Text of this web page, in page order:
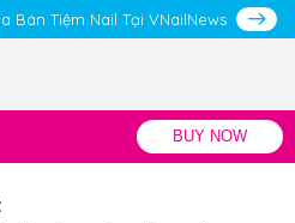
Bán Tiệm Nail Tại VNailNews
BUY NOW